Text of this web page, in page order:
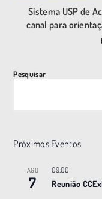
Sistema USP de
canal para
Pesquisar
Próximos Eventos
AGO
7
09:00
Reunião